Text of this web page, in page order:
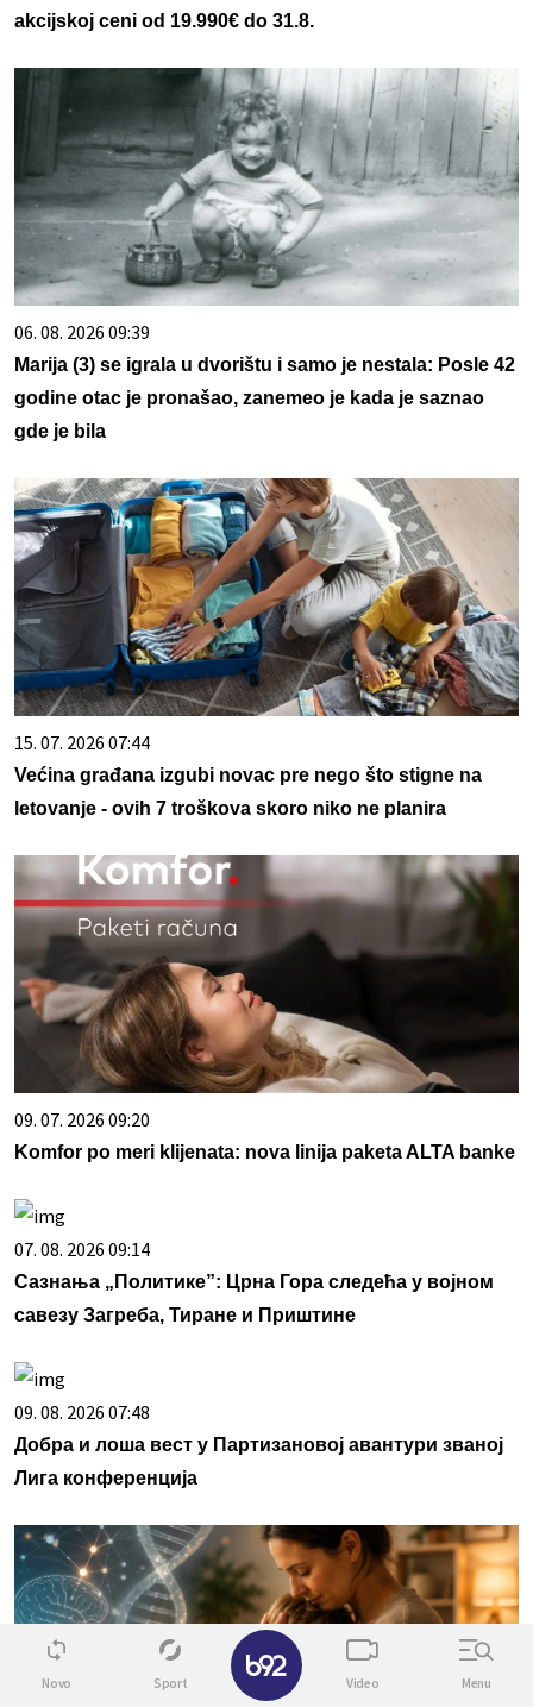
akcijskoj ceni od 19.990€ do 31.8.
06. 08. 2026 09:39
Marija (3) se igrala u dvorištu i samo je nestala: Posle 42
godine otac je pronašao, zanemeo je kada je saznao
gde je bila
15. 07. 2026 07:44
Većina građana izgubi novac pre nego što stigne na
letovanje - ovih 7 troškova skoro niko ne planira
09. 07. 2026 09:20
Komfor po meri klijenata: nova linija paketa ALTA banke
07. 08. 2026 09:14
Сазнања „Политике”: Црна Гора следећа у војном
савезу Загреба, Тиране и Приштине
09. 08. 2026 07:48
Добра и лоша вест у Партизановој авантури званој
Лига конференција
Novo Sport Video Menu
✕